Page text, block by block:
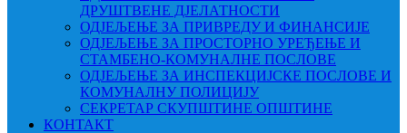
ДРУШТВЕНЕ ДЈЕЛАТНОСТИ
ОДЈЕЉЕЊЕ ЗА ПРИВРЕДУ И ФИНАНСИЈЕ
ОДЈЕЉЕЊЕ ЗА ПРОСТОРНО УРЕЂЕЊЕ И
СТАМБЕНО-КОМУНАЛНЕ ПОСЛОВЕ
ОДЈЕЉЕЊЕ ЗА ИНСПЕКЦИЈСКЕ ПОСЛОВЕ И
КОМУНАЛНУ ПОЛИЦИЈУ
СЕКРЕТАР СКУПШТИНЕ ОПШТИНЕ
КОНТАКТ